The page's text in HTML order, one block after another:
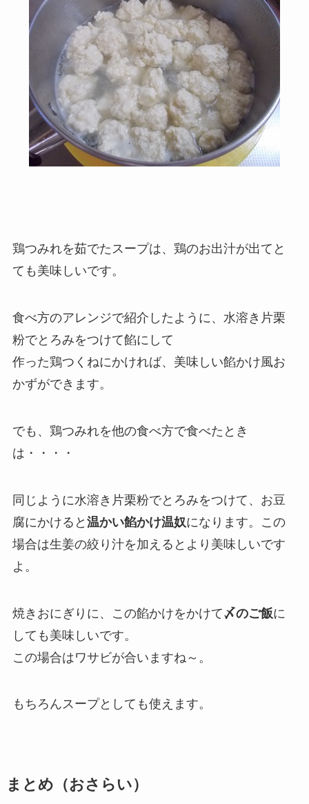
鶏つみれを茹でたスープは、鶏のお出汁が出てと
ても美味しいです。
食べ方のアレンジで紹介したように、水溶き片栗
粉でとろみをつけて餡にして
作った鶏つくねにかければ、美味しい餡かけ風お
かずができます。
でも、鶏つみれを他の食べ方で食べたとき
は・・・・
同じように水溶き片栗粉でとろみをつけて、お豆
腐にかけると 温かい餡かけ温奴になります。この
場合は生姜の絞り汁を加えるとより美味しいです
よ。
焼きおにぎりに、この餡かけをかけて〆のご飯に
しても美味しいです。
この場合はワサビが合いますね～。
もちろんスープとしても使えます。
まとめ（おさらい）